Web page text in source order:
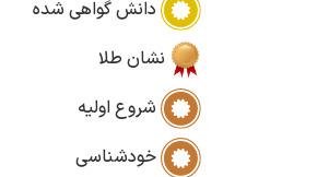
دانش گواهی شده
نشان طلا
شروع اولیه
خودشناسی